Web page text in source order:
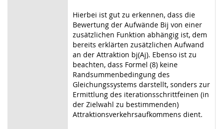
Hierbei ist gut zu erkennen, dass die
Bewertung der Aufwände Bij von einer
zusätzlichen Funktion abhängig ist, dem
bereits erklärten zusätzlichen Aufwand
an der Attraktion bj(Aj). Ebenso ist zu
beachten, dass Formel (8) keine
Randsummenbedingung des
Gleichungssystems darstellt, sonders zur
Ermittlung des iterationsschrittfeinen (in
der Zielwahl zu bestimmenden)
Attraktionsverkehrsaufkommens dient.